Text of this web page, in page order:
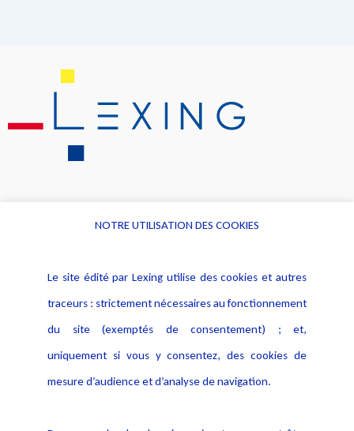
Alerte professionnelle
Déclaration d'accessibilité
Notice Légale
Politique de protection des
données
Publications
NOTRE UTILISATION DES COOKIES
Le site édité par Lexing utilise des cookies et autres
traceurs : strictement nécessaires au fonctionnement
du site (exemptés de consentement) ; et,
uniquement si vous y consentez, des cookies de
mesure d’audience et d’analyse de navigation.